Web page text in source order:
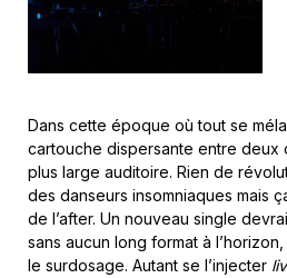
Dans cette époque où tout se
cartouche dispersante entre deux
plus large auditoire. Rien de
des danseurs insomniaques mais
de l’after. Un nouveau single
sans aucun long format à
le surdosage. Autant se l’injecter